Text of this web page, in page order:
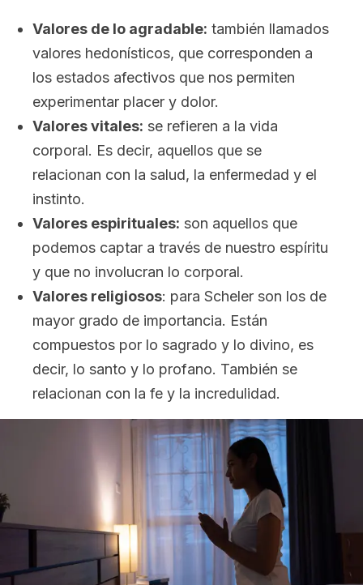
Valores de lo agradable: también llamados
valores hedonísticos, que corresponden a
los estados afectivos que nos permiten
experimentar placer y dolor.
Valores vitales: se refieren a la vida
corporal. Es decir, aquellos que se
relacionan con la salud, la enfermedad y el
instinto.
Valores espirituales: son aquellos que
podemos captar a través de nuestro espíritu
y que no involucran lo corporal.
Valores religiosos: para Scheler son los de
mayor grado de importancia. Están
compuestos por lo sagrado y lo divino, es
decir, lo santo y lo profano. También se
relacionan con la fe y la incredulidad.